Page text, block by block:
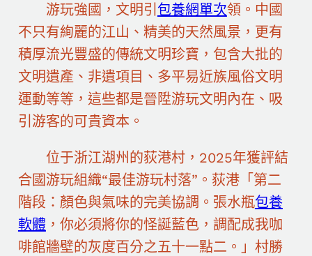
游玩強國，文明引 包養網單次領。中國
不只有絢麗的江山、精美的天然風景，更有
積厚流光豐盛的傳統文明珍寶，包含大批的
文明遺產、非遺項目、多平易近族風俗文明
運動等等，這些都是晉陞游玩文明內在、吸
引游客的可貴資本。
位于浙江湖州的荻港村，2025年獲評結
合國游玩組織“最佳游玩村落”。荻港「第二
階段：顏色與氣味的完美協調。張水瓶包養
軟體 ，你必須將你的怪誕藍色，調配成我咖
啡館牆壁的灰度百分之五十一點二。」村勝